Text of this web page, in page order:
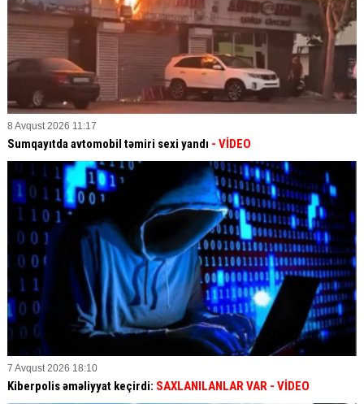
8 Avqust 2026 11:17
Sumqayıtda avtomobil təmiri sexi yandı - VİDEO
7 Avqust 2026 18:10
Kiberpolis əməliyyat keçirdi: SAXLANILANLAR VAR - VİDEO